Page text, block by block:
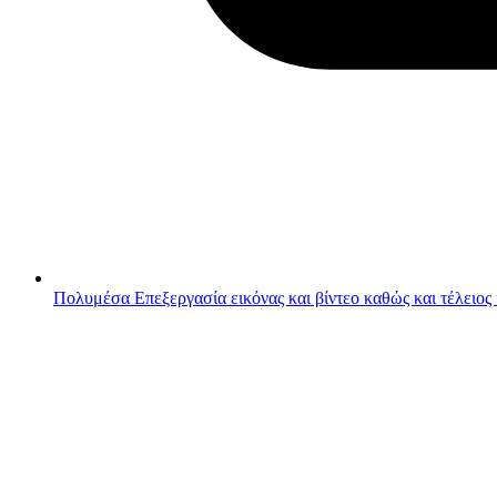
Πολυμέσα Επεξεργασία εικόνας και βίντεο καθώς και τέλειος